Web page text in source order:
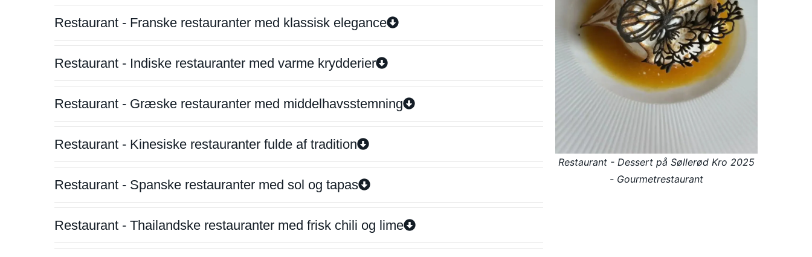
Restaurant - Franske restauranter med klassisk elegance
Restaurant - Indiske restauranter med varme krydderier
Restaurant - Græske restauranter med middelhavsstemning
Restaurant - Kinesiske restauranter fulde af tradition
Restaurant - Spanske restauranter med sol og tapas
Restaurant - Thailandske restauranter med frisk chili og lime
Restaurant - Dessert på Søllerød Kro 2025
- Gourmetrestaurant